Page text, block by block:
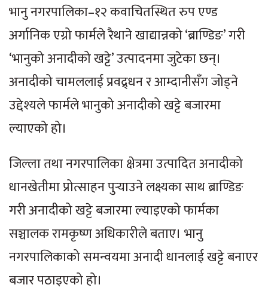
भानु नगरपालिका–१२ कवाचितस्थित रुप एण्ड
अर्गानिक एग्रो फार्मले रैथाने खाद्यान्नको ‘ब्राण्डिङ’ गरी
‘भानुको अनादीको खट्टे’ उत्पादनमा जुटेका छन्।
अनादीको चामललाई प्रवद्र्धन र आम्दानीसँग जोड्ने
उद्देश्यले फार्मले भानुको अनादीको खट्टे बजारमा
ल्याएको हो।
जिल्ला तथा नगरपालिका क्षेत्रमा उत्पादित अनादीको
धानखेतीमा प्रोत्साहन पुर्‍याउने लक्ष्यका साथ ब्राण्डिङ
गरी अनादीको खट्टे बजारमा ल्याइएको फार्मका
सञ्चालक रामकृष्ण अधिकारीले बताए। भानु
नगरपालिकाको समन्वयमा अनादी धानलाई खट्टे बनाएर
बजार पठाइएको हो।